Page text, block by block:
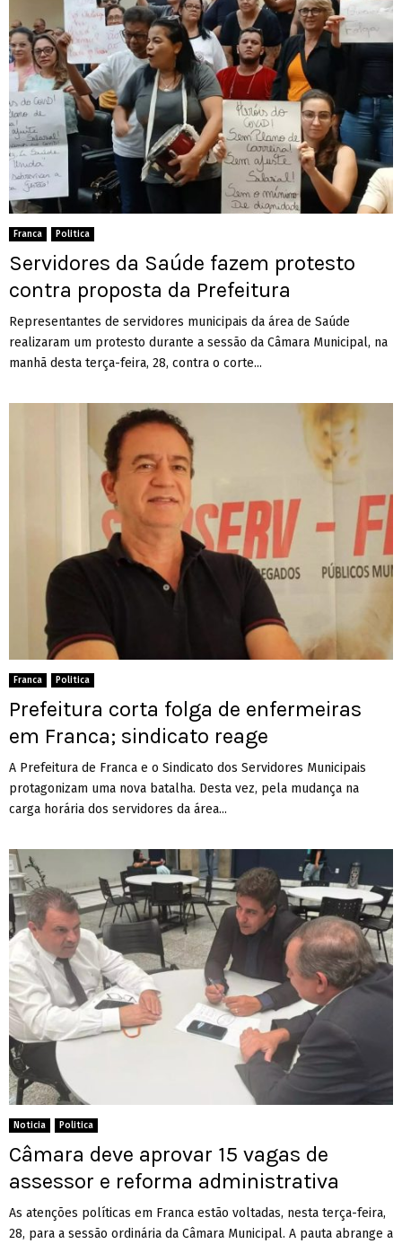
Franca Politica
Servidores da Saúde fazem protesto
contra proposta da Prefeitura
Representantes de servidores municipais da área de Saúde
realizaram um protesto durante a sessão da Câmara Municipal, na
manhã desta terça-feira, 28, contra o corte...
Franca Politica
Prefeitura corta folga de enfermeiras
em Franca; sindicato reage
A Prefeitura de Franca e o Sindicato dos Servidores Municipais
protagonizam uma nova batalha. Desta vez, pela mudança na
carga horária dos servidores da área...
Noticia Politica
Câmara deve aprovar 15 vagas de
assessor e reforma administrativa
As atenções políticas em Franca estão voltadas, nesta terça-feira,
28, para a sessão ordinária da Câmara Municipal. A pauta abrange a